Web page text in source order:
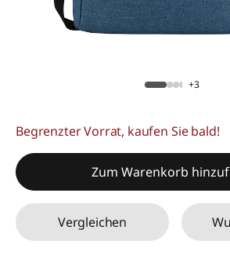
+3
Begrenzter Vorrat, kaufen Sie bald!
Zum Warenkorb
Vergleichen